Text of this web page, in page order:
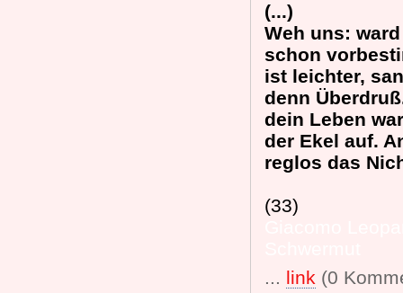
(...)
Weh uns:
schon
ist leichter,
denn
dein Leben
der Ekel auf.
reglos das
(33)
... link (0